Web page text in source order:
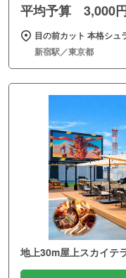
平均予算 3,000
目の前カット 本格シュ
新宿駅／東京都
地上30m屋上スカイテ